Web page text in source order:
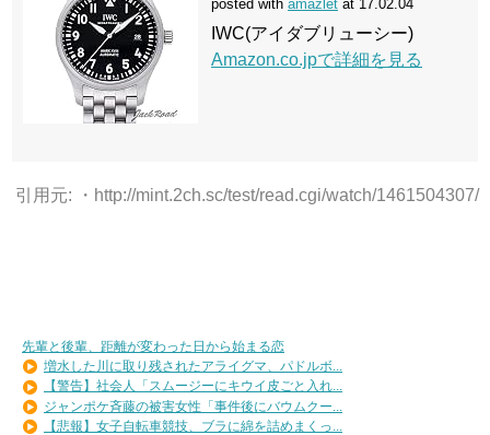
posted with amazlet at 17.02.04
IWC(アイダブリューシー)
Amazon.co.jpで詳細を見る
引用元: ・http://mint.2ch.sc/test/read.cgi/watch/1461504307/
先輩と後輩、距離が変わった日から始まる恋
増水した川に取り残されたアライグマ、パドルボ...
【警告】社会人「スムージーにキウイ皮ごと入れ...
ジャンポケ斉藤の被害女性「事件後にバウムクー...
【悲報】女子自転車競技、ブラに綿を詰めまくっ...